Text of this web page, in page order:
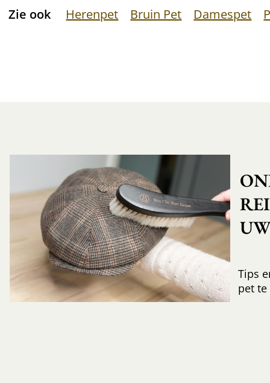
Zie ook Herenpet Bruin Pet Damespet
Tips
pet te